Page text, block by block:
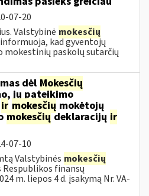
07-20
Valstybinė mokesčių
kad gyventojų
paskolų sutarčių
dėl Mokesčių
jų pateikimo
ir mokesčių mokėtojų
mokesčiųdeklaracijų ir
07-10
Valstybinės mokesčių
finansų
m. liepos 4 d. įsakymą Nr. VA-